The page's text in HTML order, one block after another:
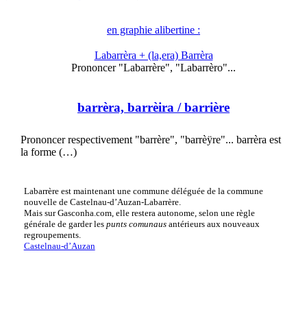
en graphie alibertine :
Labarrèra + (la,era) Barrèra
Prononcer "Labarrère", "Labarrèro"...
barrèra, barrèira / barrière
Prononcer respectivement "barrère", "barrèÿre"... barrèra est
la forme (…)
Labarrère est maintenant une commune déléguée de la commune
nouvelle de Castelnau-d’Auzan-Labarrère.
Mais sur Gasconha.com, elle restera autonome, selon une règle
générale de garder les punts comunausantérieurs aux nouveaux
regroupements.
Castelnau-d’Auzan